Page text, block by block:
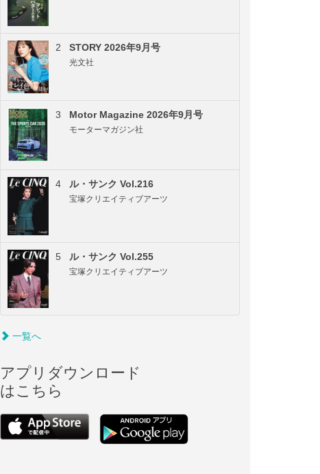
2 STORY 2026年9月号
光文社
3 Motor Magazine 2026年9月号
モーターマガジン社
4 ル・サンク Vol.216
宝塚クリエイティブアーツ
5 ル・サンク Vol.255
宝塚クリエイティブアーツ
一覧へ
アプリダウンロード
はこちら